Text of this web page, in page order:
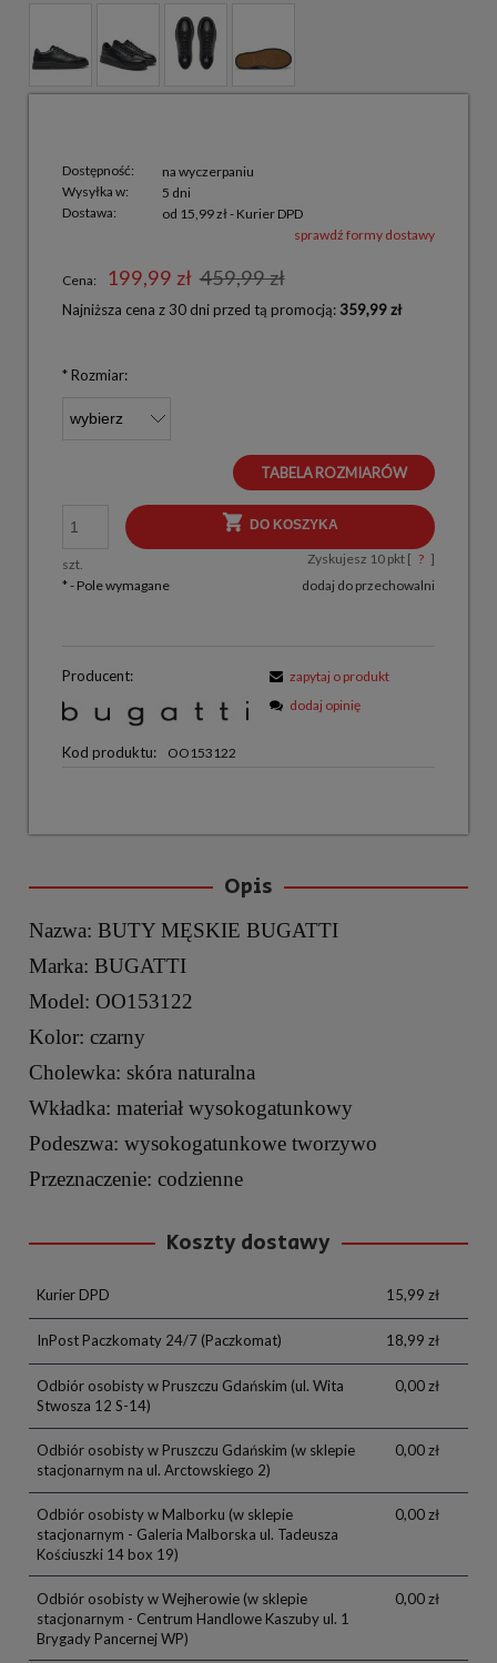
Dostępność:
na wyczerpaniu
Wysyłka w:
5 dni
Dostawa:
od 15,99 zł- Kurier DPD
sprawdź formy dostawy
Cena: 199,99 zł 459,99 zł
Najniższa cena z 30 dni przed tą promocją: 359,99 zł
* Rozmiar:
TABELA ROZMIARÓW
szt.
DO KOSZYKA
Zyskujesz 10pkt [ ? ]
dodaj do przechowalni
* - Pole wymagane
Producent:
Kod produktu: OO153122
zapytaj o produkt
dodaj opinię
Opis
Nazwa: BUTY MĘSKIE BUGATTI
Marka: BUGATTI
Model: OO153122
Kolor: czarny
Cholewka: skóra naturalna
Wkładka: materiał wysokogatunkowy
Podeszwa: wysokogatunkowe tworzywo
Przeznaczenie: codzienne
Koszty dostawy
Kurier DPD 15,99 zł
InPost Paczkomaty 24/7(Paczkomat) 18,99 zł
Odbiór osobisty w Pruszczu Gdańskim (ul. Wita
Stwosza 12 S-14)
0,00 zł
Odbiór osobisty w Pruszczu Gdańskim (w sklepie
stacjonarnym na ul. Arctowskiego 2)
0,00 zł
Odbiór osobisty w Malborku (w sklepie
stacjonarnym - Galeria Malborska ul. Tadeusza
Kościuszki 14 box 19)
0,00 zł
Odbiór osobisty w Wejherowie(w sklepie
stacjonarnym - Centrum Handlowe Kaszuby ul. 1
Brygady Pancernej WP)
0,00 zł